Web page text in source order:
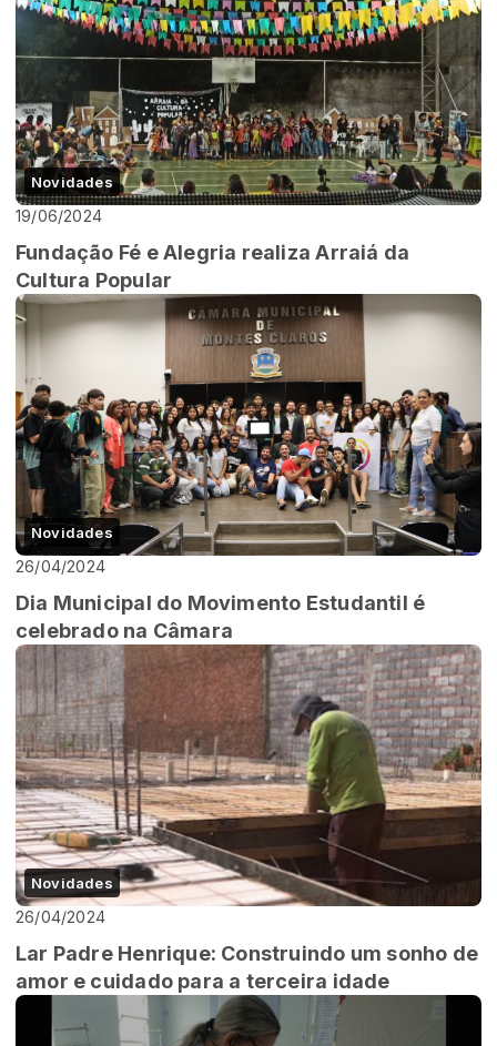
Novidades
19/06/2024
Fundação Fé e Alegria realiza Arraiá da
Cultura Popular
Novidades
26/04/2024
Dia Municipal do Movimento Estudantil é
celebrado na Câmara
Novidades
26/04/2024
Lar Padre Henrique: Construindo um sonho de
amor e cuidado para a terceira idade